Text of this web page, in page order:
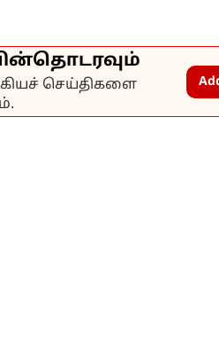
செய்திகளை